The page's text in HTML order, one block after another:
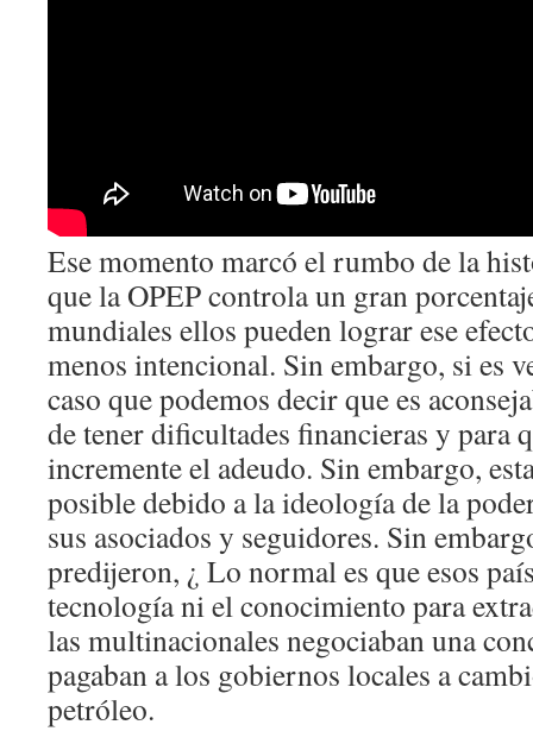
Ese momento marcó el rumbo de la
que la OPEP controla un gran
mundiales ellos pueden lograr ese
menos intencional. Sin embargo, si es
caso que podemos decir que es
de tener dificultades financieras y para
incremente el adeudo. Sin embargo,
posible debido a la ideología de la
sus asociados y seguidores. Sin
predijeron, ¿ Lo normal es que esos
tecnología ni el conocimiento para
las multinacionales negociaban una
pagaban a los gobiernos locales a
petróleo.